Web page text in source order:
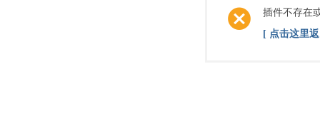
插件不存在
[ 点击这里